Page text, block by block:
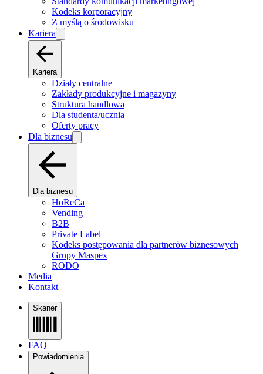
Kodeks korporacyjny
Z myślą o środowisku
Kariera
Kariera
Działy centralne
Zakłady produkcyjne i magazyny
Struktura handlowa
Dla studenta/ucznia
Oferty pracy
Dla biznesu
Dla biznesu
HoReCa
Vending
B2B
Private Label
Kodeks postępowania dla partnerów biznesowych
Grupy Maspex
RODO
Media
Kontakt
Skaner
FAQ
Powiadomienia